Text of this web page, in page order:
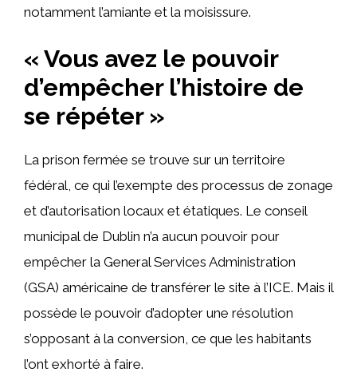
notamment l’amiante et la moisissure.
« Vous avez le pouvoir
d’empêcher l’histoire de
se répéter »
La prison fermée se trouve sur un territoire
fédéral, ce qui l’exempte des processus de zonage
et d’autorisation locaux et étatiques. Le conseil
municipal de Dublin n’a aucun pouvoir pour
empêcher la General Services Administration
(GSA) américaine de transférer le site à l’ICE. Mais il
possède le pouvoir d’adopter une résolution
s’opposant à la conversion, ce que les habitants
l’ont exhorté à faire.